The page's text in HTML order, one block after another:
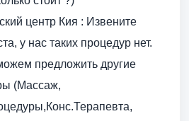
центр Кия : Извените
у нас таких процедур нет.
предложить другие
(Массаж,